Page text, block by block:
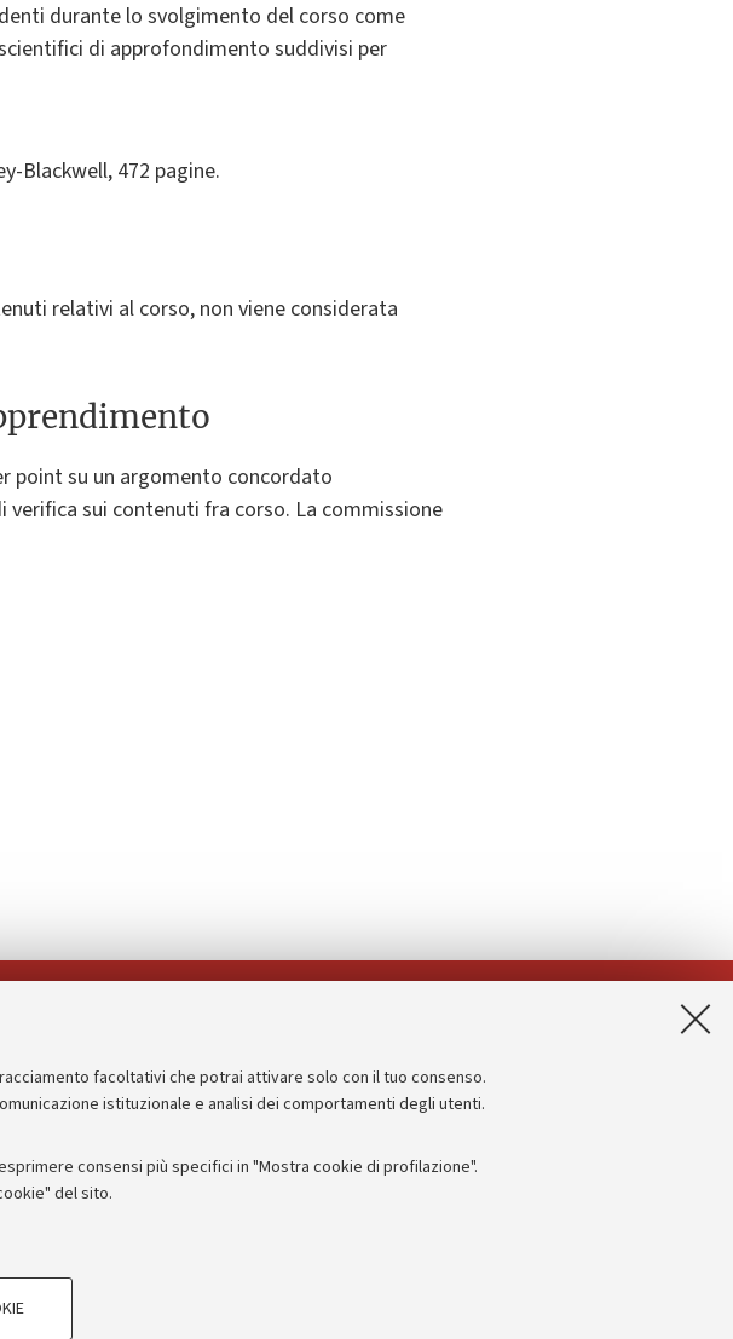
facoltativi che potrai attivare solo con il tuo consenso.
istituzionale e analisi dei comportamenti degli utenti.
consensi più specifici in "Mostra cookie di profilazione".
del sito.
TECNICI - NECESSARI
durante lo svolgimento del corso come
di approfondimento suddivisi per
Blackwell, 472 pagine.
relativi al corso, non viene considerata
point su un argomento concordato
sui contenuti fra corso. La commissione
e concorsi
trasparente
Informazioni sul sito e accessibilità
Privacy e note legali